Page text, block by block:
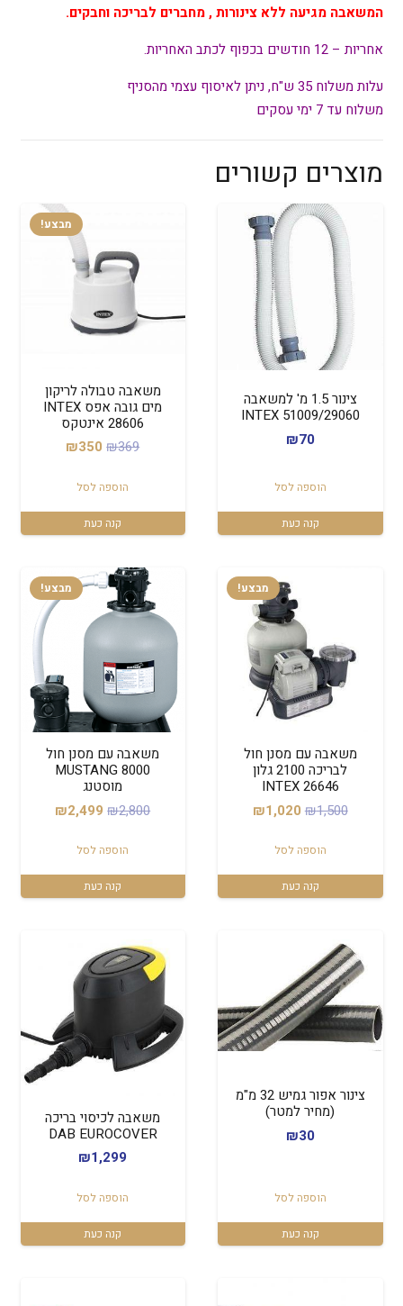
המשאבה מגיעה ללא צינורות , מחברים לבריכה וחבקים.
אחריות – 12 חודשים בכפוף לכתב האחריות.
עלות משלוח 35 ש"ח, ניתן לאיסוף עצמי מהסניף
משלוח עד 7 ימי עסקים
מוצרים קשורים
צינור 1.5 מ' למשאבה
29060/INTEX 51009
₪70
הוספה לסל
קנה כעת
מבצע!
משאבה טבולה לריקון
מים גובה אפס INTEX
28606 אינטקס
₪369
המחיר
היה:
₪369.
₪350
המחיר
₪350.
הוספה לסל
קנה כעת
מבצע!
משאבה עם מסנן חול
לבריכה 2100 גלון
INTEX 26646
₪1,500
המחיר
היה:
₪1,500.
₪1,020
₪1,020.
הוספה לסל
קנה כעת
מבצע!
משאבה עם מסנן חול
8000 MUSTANG
מוסטנג
₪2,800
המחיר
היה:
₪2,800.
₪2,499
המחיר
₪2,499.
הוספה לסל
קנה כעת
צינור אפור גמיש 32 מ"מ
(מחיר למטר)
₪30
הוספה לסל
קנה כעת
משאבה לכיסוי בריכה
DAB EUROCOVER
₪1,299
הוספה לסל
קנה כעת